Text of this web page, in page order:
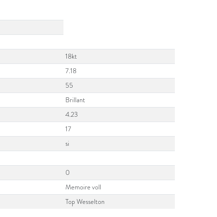
18kt
7.18
55
Brillant
4.23
17
si
0
Memoire voll
Top Wesselton